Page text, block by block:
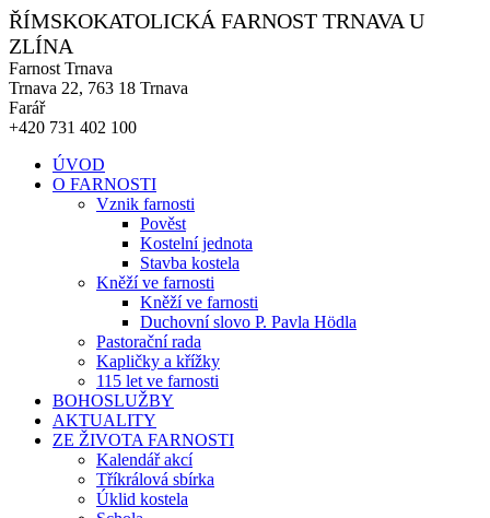
ŘÍMSKOKATOLICKÁ FARNOST TRNAVA U
ZLÍNA
Farnost Trnava
Trnava 22, 763 18 Trnava
Farář
+420 731 402 100
ÚVOD
O FARNOSTI
Vznik farnosti
Pověst
Kostelní jednota
Stavba kostela
Kněží ve farnosti
Kněží ve farnosti
Duchovní slovo P. Pavla Hödla
Pastorační rada
Kapličky a křížky
115 let ve farnosti
BOHOSLUŽBY
AKTUALITY
ZE ŽIVOTA FARNOSTI
Kalendář akcí
Tříkrálová sbírka
Úklid kostela